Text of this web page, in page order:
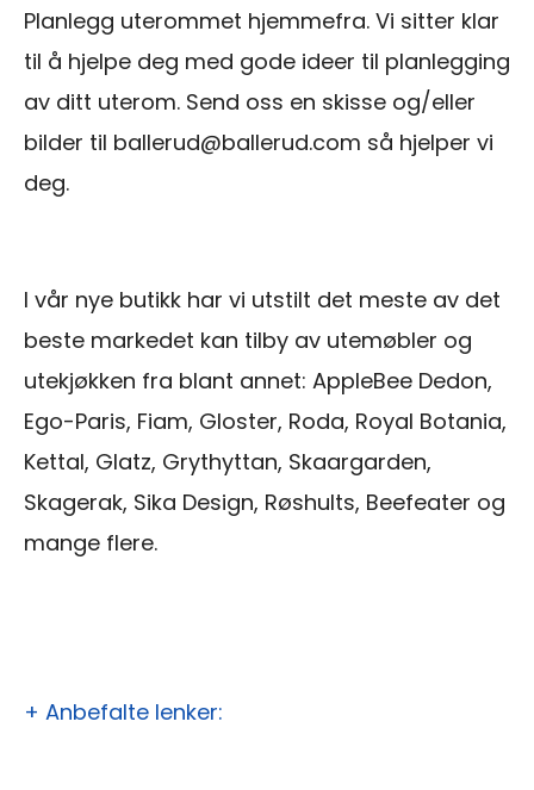
Planlegg uterommet hjemmefra. Vi sitter klar
til å hjelpe deg med gode ideer til planlegging
av ditt uterom. Send oss en skisse og/eller
bilder til ballerud@ballerud.com så hjelper vi
deg.
I vår nye butikk har vi utstilt det meste av det
beste markedet kan tilby av utemøbler og
utekjøkken fra blant annet: AppleBee Dedon,
Ego-Paris, Fiam, Gloster, Roda, Royal Botania,
Kettal, Glatz, Grythyttan, Skaargarden,
Skagerak, Sika Design, Røshults, Beefeater og
mange flere.
+ Anbefalte lenker: